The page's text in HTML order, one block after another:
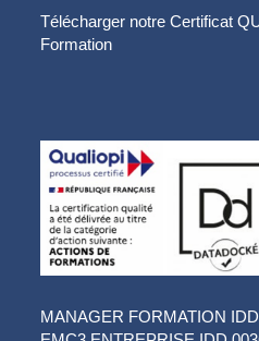
Télécharger notre Certificat
Formation
MANAGER FORMATION